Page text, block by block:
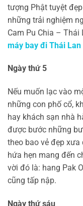
tượng Phật tuyệt
những trải nghiệm
Cam Pu Chia – Thái
máy bay đi Thái Lan
Ngày thứ 5
Nếu muốn lạc vào
những con phố cổ,
hay khách sạn nhà
được bước những
theo bao vẻ đẹp
hứa hẹn mang đến
vời đó là: hang Pak
cũng tấp nập.
Ngày thứ sáu